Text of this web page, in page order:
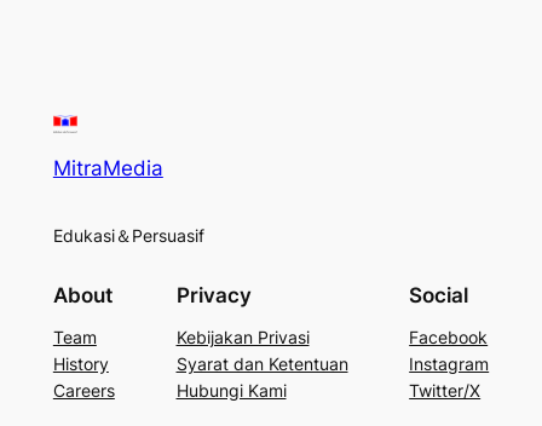
MitraMedia
Edukasi＆Persuasif
About
Team
History
Careers
Privacy
Kebijakan Privasi
Syarat dan Ketentuan
Hubungi Kami
Social
Facebook
Instagram
Twitter/X